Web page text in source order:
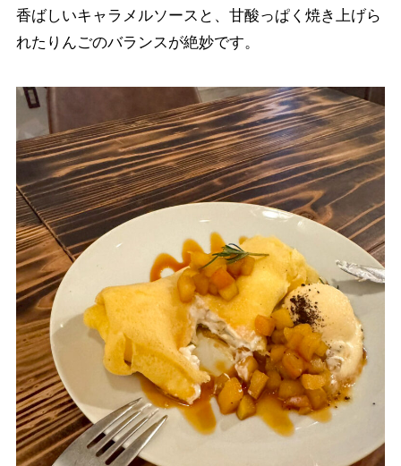
香ばしいキャラメルソースと、甘酸っぱく焼き上げら
れたりんごのバランスが絶妙です。